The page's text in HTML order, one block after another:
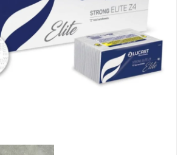
jetable
cuisine pro 